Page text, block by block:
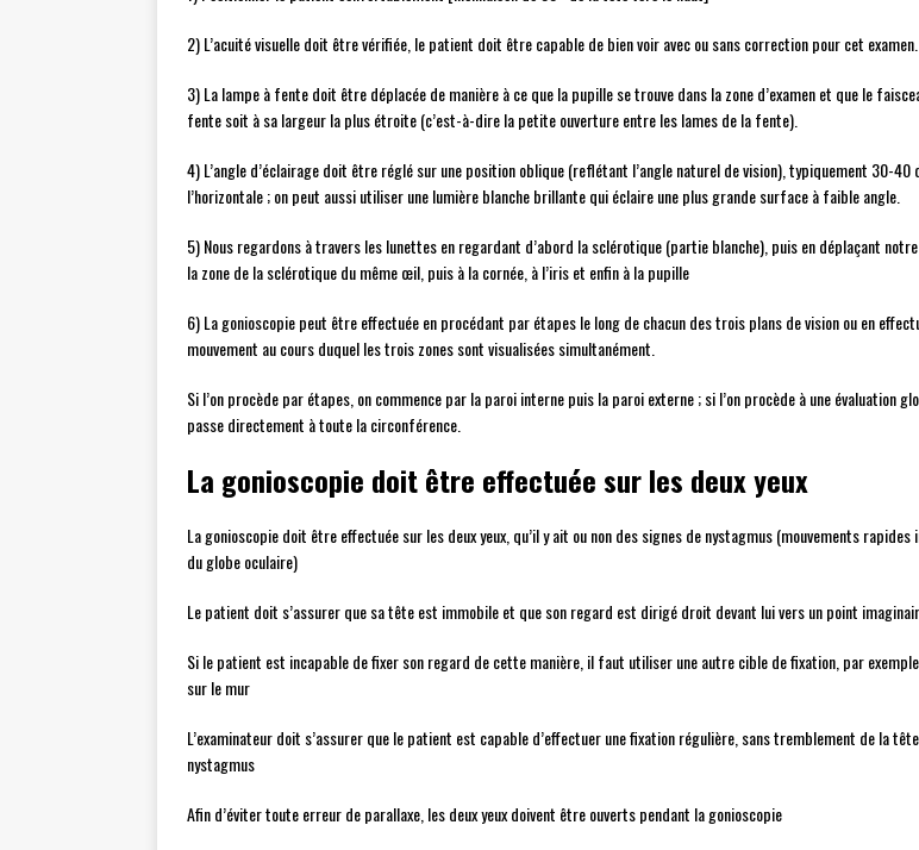
2) L’acuité visuelle doit être vérifiée, le patient doit être capable de bien voir avec ou sans correction pour cet examen.
3) La lampe à fente doit être déplacée de manière à ce que la pupille se trouve dans la zone d’examen et que le
fente soit à sa largeur la plus étroite (c’est-à-dire la petite ouverture entre les lames de la fente).
4) L’angle d’éclairage doit être réglé sur une position oblique (reflétant l’angle naturel de vision), typiquement 30-40
l’horizontale ; on peut aussi utiliser une lumière blanche brillante qui éclaire une plus grande surface à faible angle.
5) Nous regardons à travers les lunettes en regardant d’abord la sclérotique (partie blanche), puis en déplaçant
la zone de la sclérotique du même œil, puis à la cornée, à l’iris et enfin à la pupille
6) La gonioscopie peut être effectuée en procédant par étapes le long de chacun des trois plans de vision ou en
mouvement au cours duquel les trois zones sont visualisées simultanément.
Si l’on procède par étapes, on commence par la paroi interne puis la paroi externe ; si l’on procède à une évaluation
passe directement à toute la circonférence.
La gonioscopie doit être effectuée sur les deux yeux
La gonioscopie doit être effectuée sur les deux yeux, qu’il y ait ou non des signes de nystagmus (mouvements rapides
du globe oculaire)
Le patient doit s’assurer que sa tête est immobile et que son regard est dirigé droit devant lui vers un point
Si le patient est incapable de fixer son regard de cette manière, il faut utiliser une autre cible de fixation, par
sur le mur
L’examinateur doit s’assurer que le patient est capable d’effectuer une fixation régulière, sans tremblement de la
nystagmus
Afin d’éviter toute erreur de parallaxe, les deux yeux doivent être ouverts pendant la gonioscopie